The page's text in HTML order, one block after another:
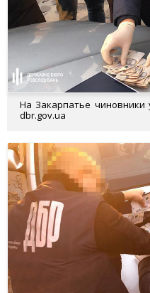
На Закарпатье чиновники
dbr.gov.ua